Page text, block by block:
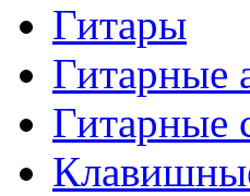
Гитары
Гитарные
Гитарные